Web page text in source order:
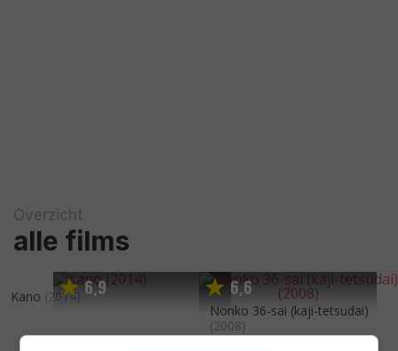
Overzicht
alle films
6,9
Kano (2014) 6,6
Nonko 36-sai (kaji-tetsudai)
(2008)